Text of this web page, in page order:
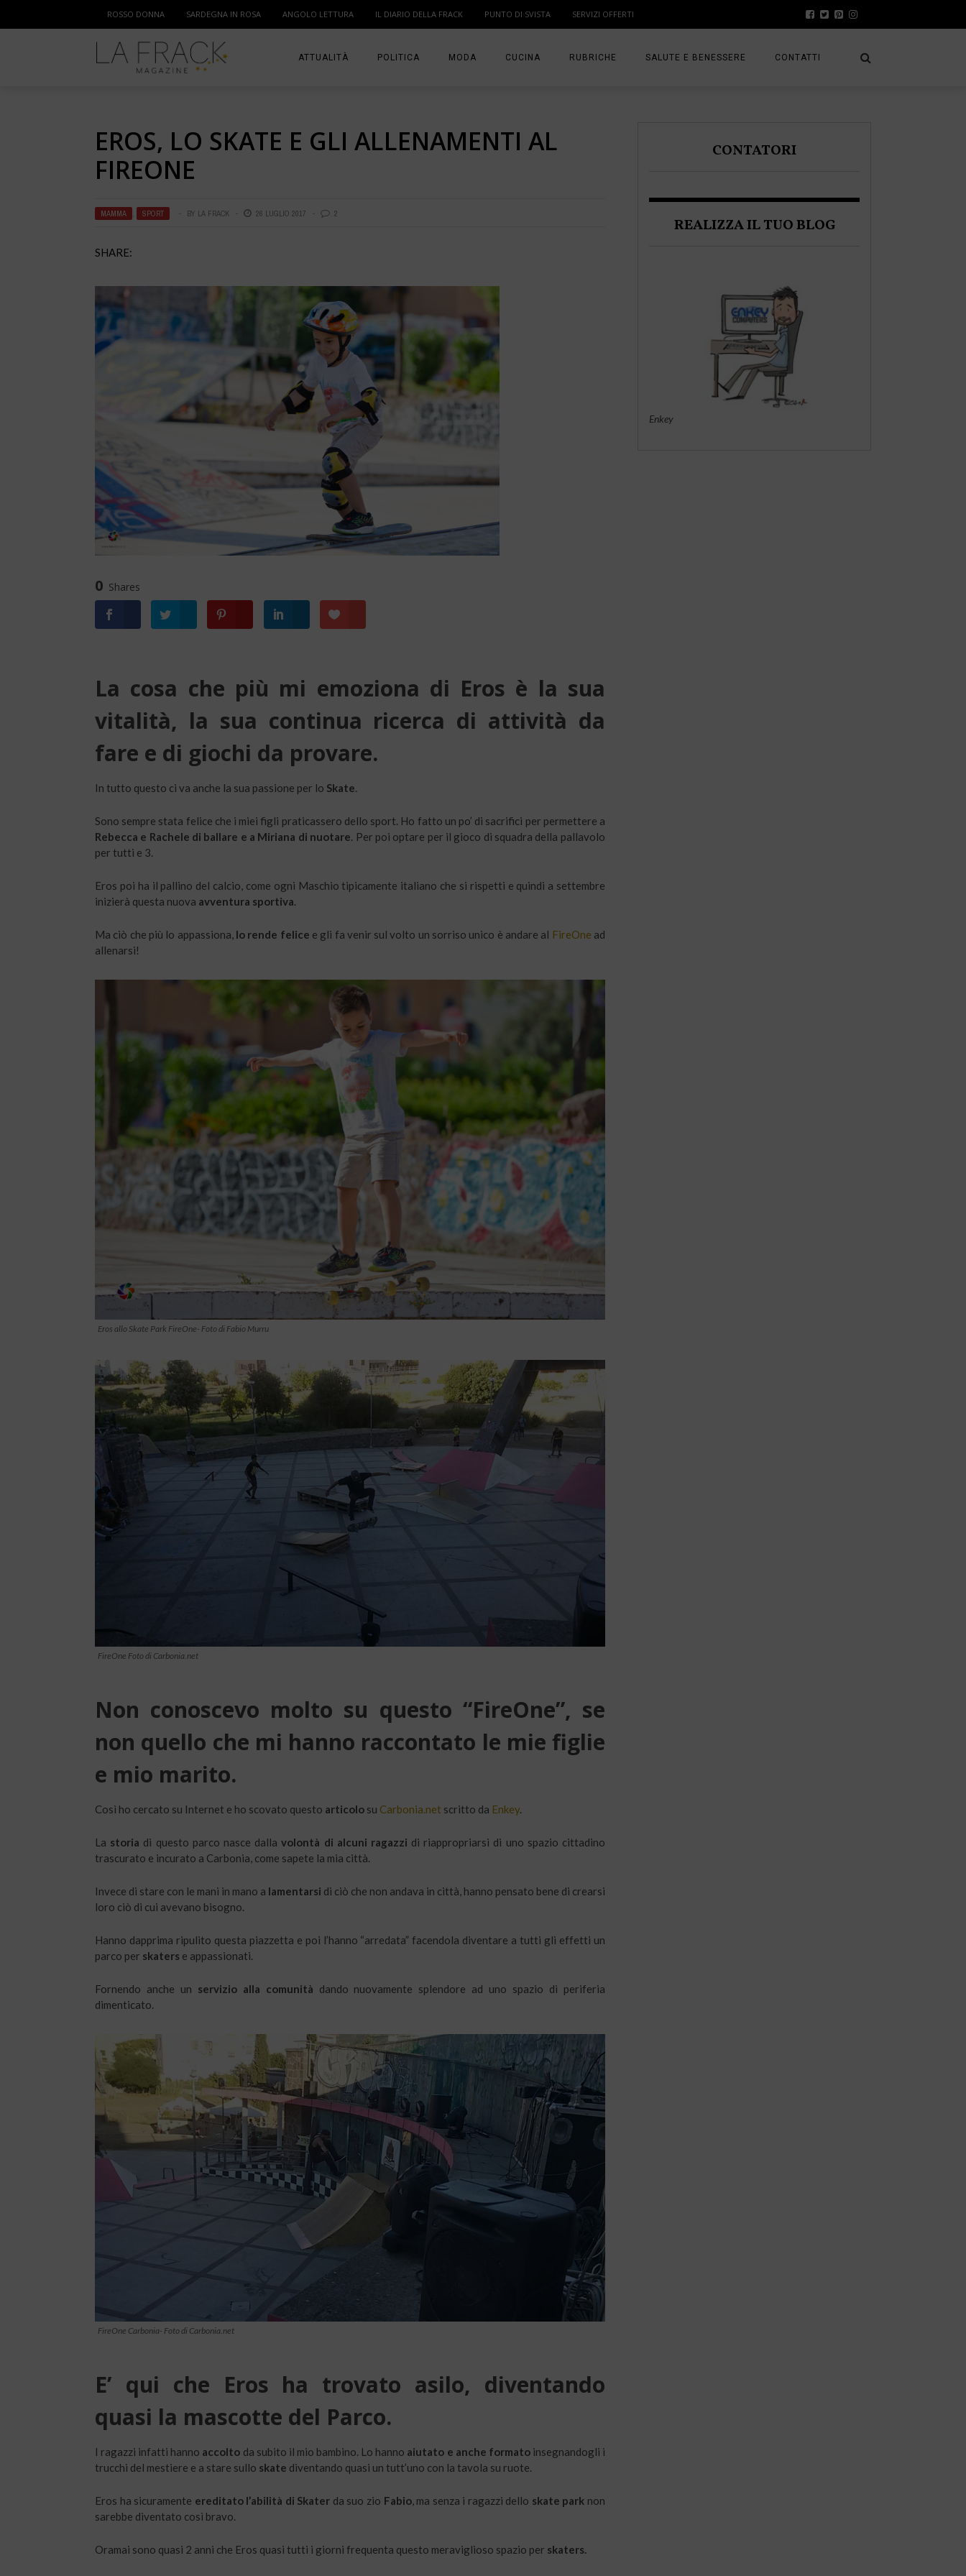
ROSSO DONNA SARDEGNA IN ROSA ANGOLO LETTURA IL DIARIO DELLA FRACK PUNTO DI SVISTA SERVIZI OFFERTI
ATTUALITÀ
MAMMA
POLITICA MODA CUCINA RUBRICHE
TI PRESENTO UNA BLOGGER
SALUTE E BENESSERE CONTATTI
EROS, LO SKATE E GLI ALLENAMENTI AL
FIREONE
MAMMA , SPORT BY LA FRACK 26 LUGLIO 2017 2
SHARE:
0 Shares
La cosa che più mi emoziona di Eros è la sua
vitalità, la sua continua ricerca di attività da
fare e di giochi da provare.
In tutto questo ci va anche la sua passione per lo Skate
Sono sempre stata felice che i miei figli praticassero dello sport. Ho fatto un po’ di sacrifici per permettere a
Rebecca e Rachele di ballare e a Miriana di nuotare . Per poi optare per il gioco di squadra della pallavolo
per tutti e 3.
Eros poi ha il pallino del calcio, come ogni Maschio tipicamente italiano che si rispetti e quindi a settembre
inizierà questa nuova avventura sportiva
Ma ciò che più lo appassiona, lo rende felice e gli fa venir sul volto un sorriso unico è andare al FireOne ad
allenarsi!
Eros allo Skate Park FireOne- Foto di Fabio Murru
FireOne Foto di Carbonia.net
Non conoscevo molto su questo “FireOne”, se
non quello che mi hanno raccontato le mie figlie
e mio marito.
Così ho cercato su Internet e ho scovato questo articolo su Carbonia.net scritto da Enkey.
La storia di questo parco nasce dallavolontà di alcuni ragazzi di riappropriarsi di uno spazio cittadino
trascurato e incurato a Carbonia, come sapete la mia città.
Invece di stare con le mani in mano a lamentarsi di ciò che non andava in città, hanno pensato bene di crearsi
loro ciò di cui avevano bisogno.
Hanno dapprima ripulito questa piazzetta e poi l’hanno “arredata” facendola diventare a tutti gli effetti un
parco per skaters e appassionati.
Fornendo anche un servizio alla comunità dando nuovamente splendore ad uno spazio di periferia
dimenticato.
FireOne Carbonia- Foto di Carbonia.net
E’ qui che Eros ha trovato asilo, diventando
quasi la mascotte del Parco.
I ragazzi infatti hanno accolto da subito il mio bambino. Lo hanno aiutato e anche formatoinsegnandogli i
trucchi del mestiere e a stare sullo skate diventando quasi un tutt’uno con la tavola su ruote.
Eros ha sicuramente ereditato l’abilità di Skater da suo zio Fabio, ma senza i ragazzi dello skate park non
sarebbe diventato così bravo.
Oramai sono quasi 2 anni che Eros quasi tutti i giorni frequenta questo meraviglioso spazio per skaters.
CONTATORI
REALIZZA IL TUO BLOG
Enkey